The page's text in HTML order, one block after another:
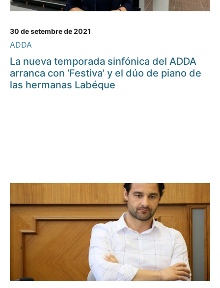
30 de setembre de 2021
ADDA
La nueva temporada sinfónica del ADDA
arranca con ‘Festiva’ y el dúo de piano de
las hermanas Labéque